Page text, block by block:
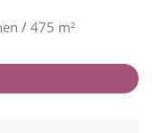
/ 475 m²